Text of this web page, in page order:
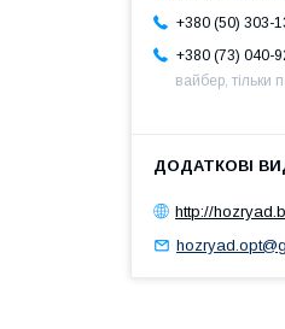
+380 (50) 303-
+380 (73) 040-
вайбер, тільки
http://